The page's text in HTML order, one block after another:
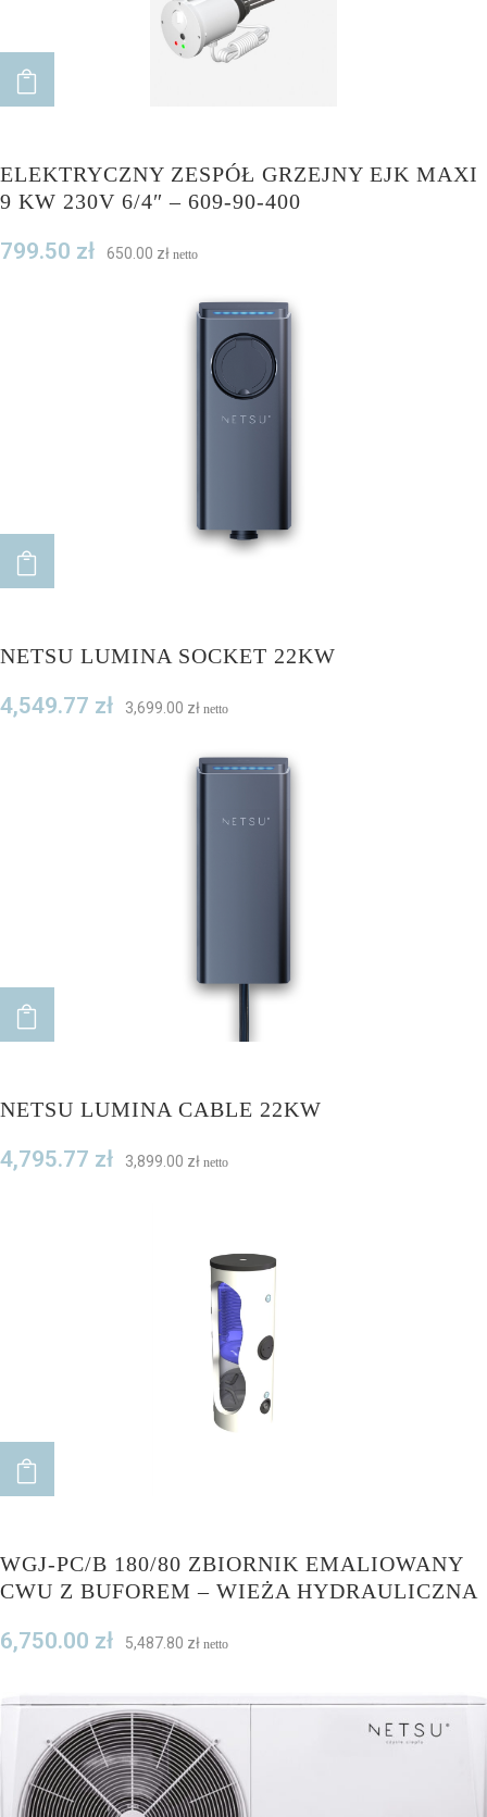
ELEKTRYCZNY ZESPÓŁ GRZEJNY EJK MAXI
9 KW 230V 6/4″ – 609-90-400
799.50 zł 650.00 zł netto
NETSU LUMINA SOCKET 22KW
4,549.77 zł 3,699.00 zł netto
NETSU LUMINA CABLE 22KW
4,795.77 zł 3,899.00 zł netto
WGJ-PC/B 180/80 ZBIORNIK EMALIOWANY
CWU Z BUFOREM – WIEŻA HYDRAULICZNA
6,750.00 zł 5,487.80 zł netto